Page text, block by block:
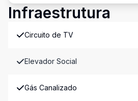
Infraestrutura
Circuito de TV
Elevador Social
Gás Canalizado